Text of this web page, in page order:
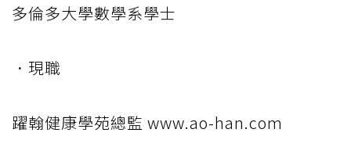
多倫多大學數學系學士
．現職
躍翰健康學苑總監 www.ao-han.com